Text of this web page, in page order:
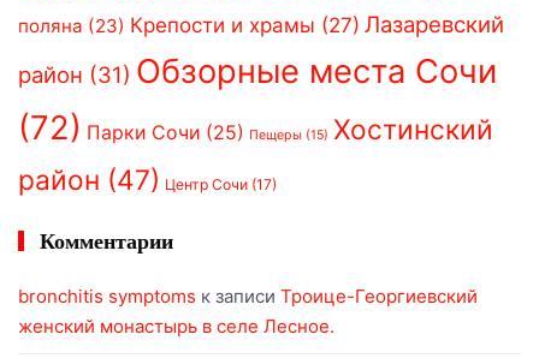
поляна (23) Крепости и храмы (27) Лазаревский
район (31) Обзорные места Сочи
(72) Парки Сочи (25) Пещеры (15) Хостинский
район (47) Центр Сочи (17)
Комментарии
bronchitis symptoms к записи Троице-Георгиевский
женский монастырь в селе Лесное.